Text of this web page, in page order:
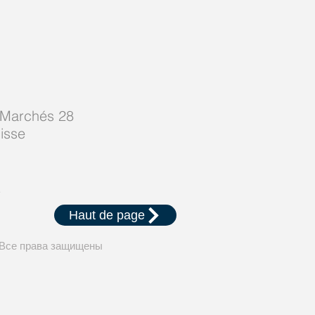
28
Haut de page
права защищены